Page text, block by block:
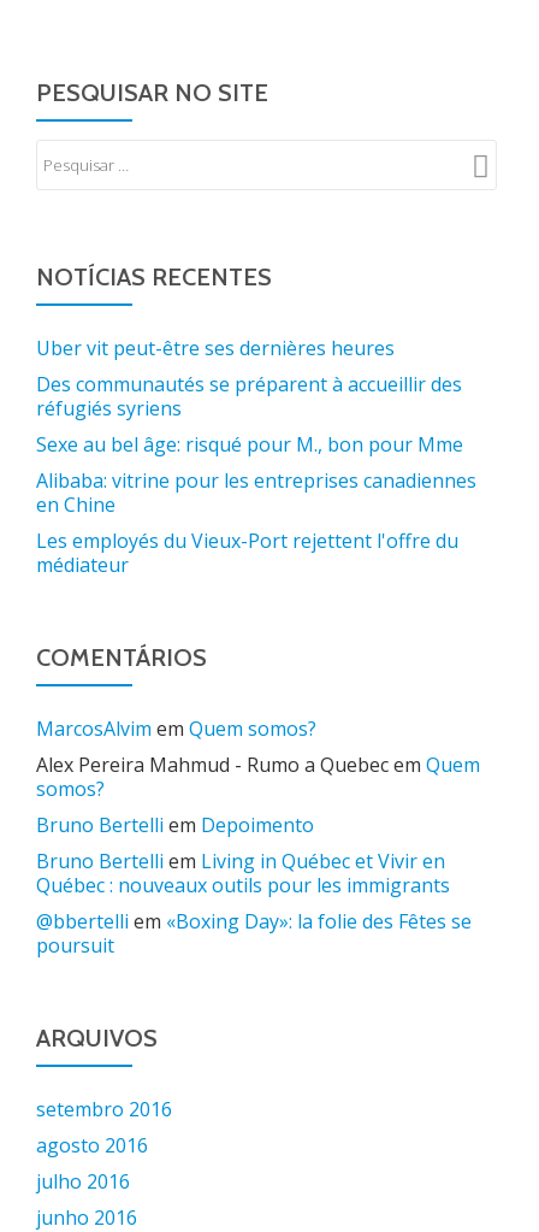
PESQUISAR NO SITE
NOTÍCIAS RECENTES
Uber vit peut-être ses dernières heures
Des communautés se préparent à accueillir des
réfugiés syriens
Sexe au bel âge: risqué pour M., bon pour Mme
Alibaba: vitrine pour les entreprises canadiennes
en Chine
Les employés du Vieux-Port rejettent l'offre du
médiateur
COMENTÁRIOS
MarcosAlvim em Quem somos?
Alex Pereira Mahmud - Rumo a Quebecem Quem
somos?
Bruno Bertelli em Depoimento
Bruno Bertelli em Living in Québec et Vivir en
Québec : nouveaux outils pour les immigrants
@bbertelli em «Boxing Day»: la folie des Fêtes se
poursuit
ARQUIVOS
setembro 2016
agosto 2016
julho 2016
junho 2016